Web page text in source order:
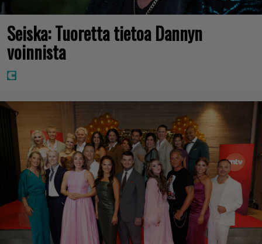
Seiska: Tuoretta tietoa Dannyn
voinnista